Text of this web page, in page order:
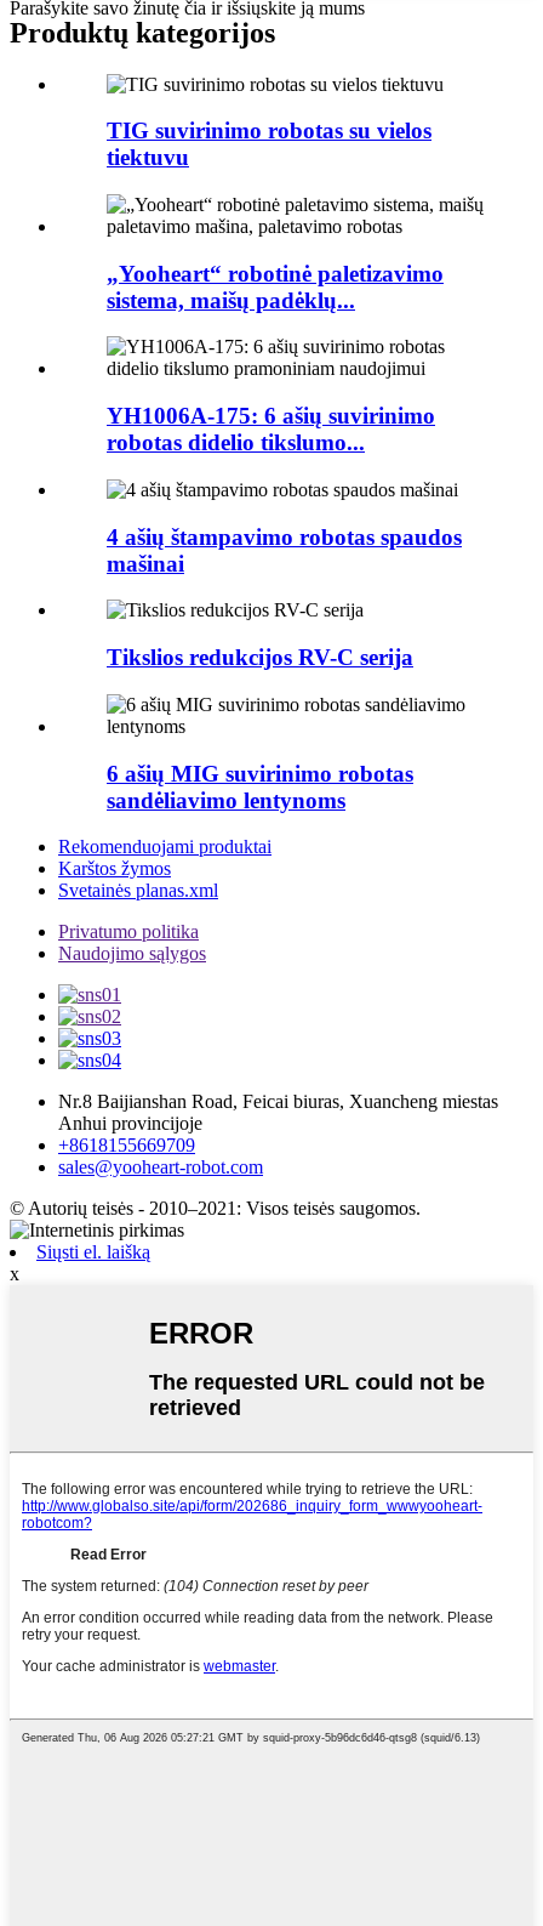
Parašykite savo žinutę čia ir išsiųskite ją mums
Produktų kategorijos
TIG suvirinimo robotas su vielos
tiektuvu
„Yooheart“ robotinė paletizavimo
sistema, maišų padėklų...
YH1006A-175: 6 ašių suvirinimo
robotas didelio tikslumo...
4 ašių štampavimo robotas spaudos
mašinai
Tikslios redukcijos RV-C serija
6 ašių MIG suvirinimo robotas
sandėliavimo lentynoms
Rekomenduojami produktai
Karštos žymos
Svetainės planas.xml
Privatumo politika
Naudojimo sąlygos
Nr.8 Baijianshan Road, Feicai biuras, Xuancheng miestas
Anhui provincijoje
+8618155669709
sales@yooheart-robot.com
© Autorių teisės - 2010–2021: Visos teisės saugomos.
Siųsti el. laišką
x